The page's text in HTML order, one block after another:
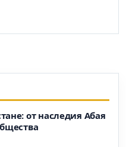
от наследия Абая